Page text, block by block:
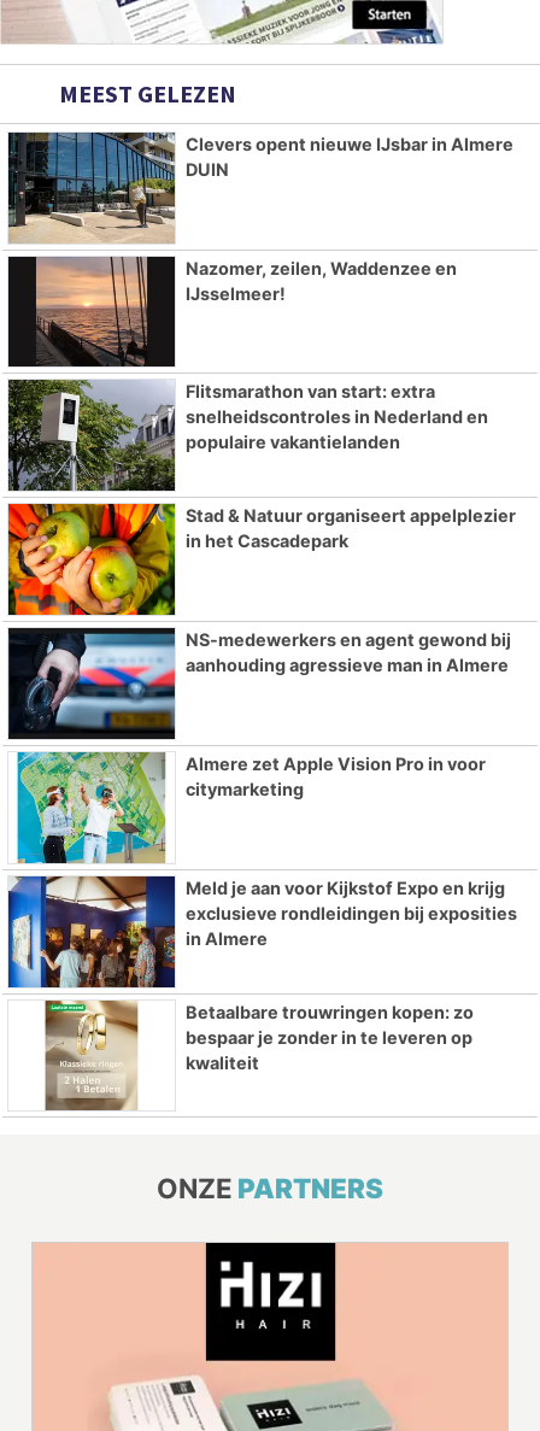
MEEST GELEZEN
Clevers opent nieuwe IJsbar in Almere
DUIN
Nazomer, zeilen, Waddenzee en
IJsselmeer!
Flitsmarathon van start: extra
snelheidscontroles in Nederland en
populaire vakantielanden
Stad & Natuur organiseert appelplezier
in het Cascadepark
NS-medewerkers en agent gewond bij
aanhouding agressieve man in Almere
Almere zet Apple Vision Pro in voor
citymarketing
Meld je aan voor Kijkstof Expo en krijg
exclusieve rondleidingen bij exposities
in Almere
Betaalbare trouwringen kopen: zo
bespaar je zonder in te leveren op
kwaliteit
ONZE PARTNERS